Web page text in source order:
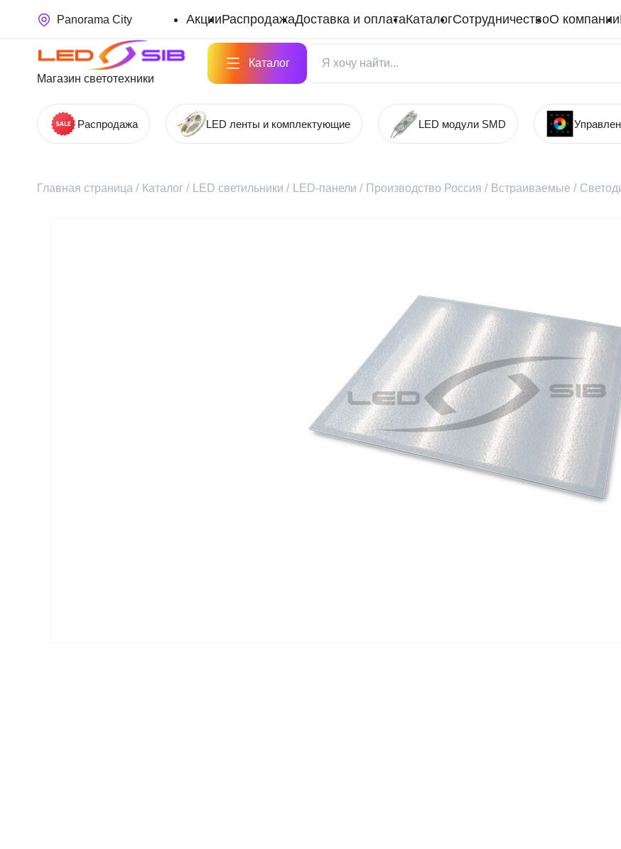
Panorama City АкцииРаспродажаДоставка и оплатаКаталогСотрудничествоО компании
Магазин светотехники
Каталог
Распродажа LED ленты и комплектующие LED модули SMD
Главная страница / Каталог / LED светильники / LED-панели / Производство Россия / Встраиваемые /